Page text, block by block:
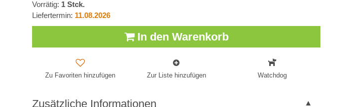
Vorrätig: 1 Stck.
Liefertermin: 11.08.2026
In den Warenkorb
Zu Favoriten hinzufügen Zur Liste hinzufügen Watchdog
Zusätzliche Informationen